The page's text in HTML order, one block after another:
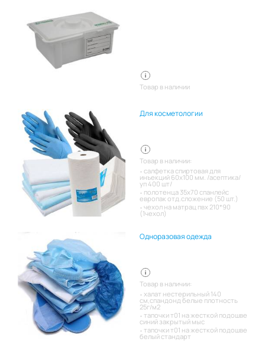
Товар в наличии
Для косметологии
Товар в наличии:
салфетка спиртовая для
инъекций 60х100 мм. /асептика/
уп 400 шт/
полотенца 35х70 спанлейс
европак отд.сложение (50 шт.)
чехол на матрац пвх 210*90
(1чехол)
Одноразовая одежда
Товар в наличии:
халат нестерильный 140
см,спандонд белые плотность
25г/м2
тапочки т01 на жесткой подошве
синий закрытый мыс
тапочки т01 на жесткой подошве
белый стандарт